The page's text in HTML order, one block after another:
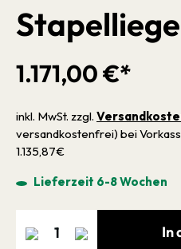
Stapelliege
1.171,00 €*
inkl. MwSt. zzgl.
versandkostenfrei) bei
1.135,87€
Lieferzeit 6-8 Wochen
In